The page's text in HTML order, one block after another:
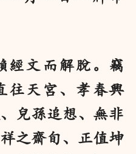
經文而解脫。竊
往天宮、孝春興
兒孫追想、無非
之齋旬、正值坤